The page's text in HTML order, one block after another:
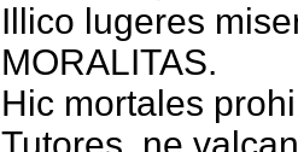
Illico lugeres
MORALITAS.
Hic mortales